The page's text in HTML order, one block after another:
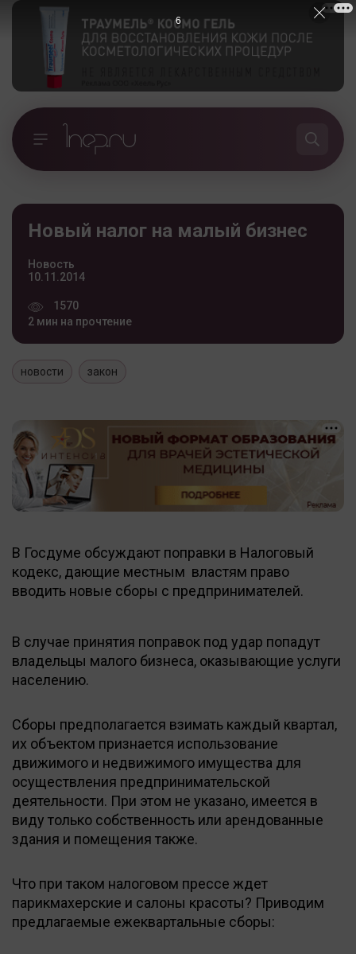
Новый налог на малый бизнес
Новость
10.11.2014
1570
2 мин на прочтение
новости закон
В Госдуме обсуждают поправки в Налоговый
кодекс, дающие местным властям право
вводить новые сборы с предпринимателей.
В случае принятия поправок под удар попадут
владельцы малого бизнеса, оказывающие услуги
населению.
Сборы предполагается взимать каждый квартал,
их объектом признается использование
движимого и недвижимого имущества для
осуществления предпринимательской
деятельности. При этом не указано, имеется в
виду только собственность или арендованные
здания и помещения также.
Что при таком налоговом прессе ждет
парикмахерские и салоны красоты? Приводим
предлагаемые ежеквартальные сборы:
5